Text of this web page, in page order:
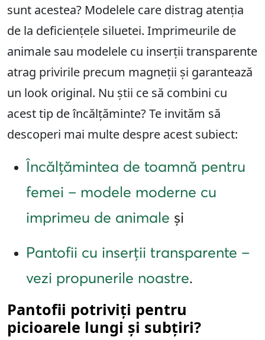
sunt acestea? Modelele care distrag atenția
de la deficiențele siluetei. Imprimeurile de
animale sau modelele cu inserții transparente
atrag privirile precum magneții și garantează
un look original. Nu știi ce să combini cu
acest tip de încălțăminte? Te invităm să
descoperi mai multe despre acest subiect:
Încălțămintea de toamnă pentru
femei – modele moderne cu
imprimeu de animale și
Pantofii cu inserții transparente –
vezi propunerile noastre.
Pantofii potriviți pentru
picioarele lungi și subțiri?